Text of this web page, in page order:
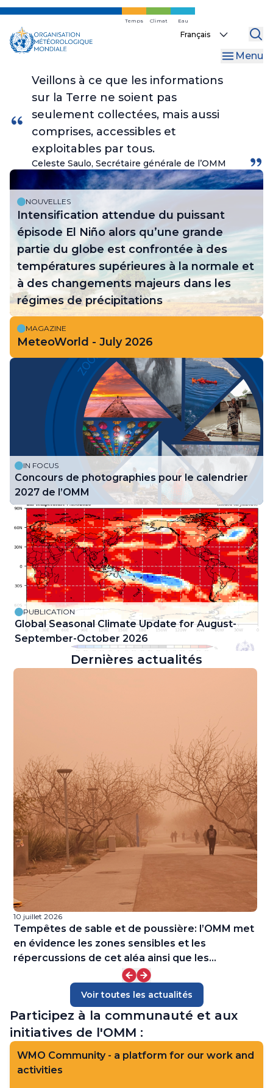
Skip
main
content
Temps Climat Eau
Select
Menu
Veillons à ce que les informations
sur la Terre ne soient pas
seulement collectées, mais aussi
comprises, accessibles et
exploitables par tous.
Celeste Saulo, Secrétaire générale de l’OMM
NOUVELLES
Intensification attendue du puissant
épisode El Niño alors qu’une grande
partie du globe est confrontée à des
températures supérieures à la normale et
à des changements majeurs dans les
régimes de précipitations
MAGAZINE
MeteoWorld - July 2026
IN FOCUS
Concours de photographies pour le calendrier
2027 de l’OMM
PUBLICATION
Global Seasonal Climate Update for August-
September-October 2026
Dernières actualités
10 juillet 2026
Tempêtes de sable et de poussière: l’OMM met
en évidence les zones sensibles et les
répercussions de cet aléa ainsi que les
avancées de la recherche
Voir toutes les actualités
Participez à la communauté et aux
initiatives de l'OMM :
WMO Community - a platform for our work and
activities